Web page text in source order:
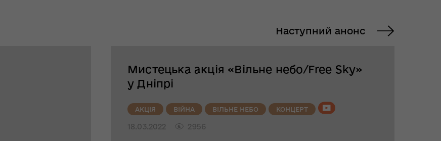
Наступний анонс
Мистецька акція «Вільне небо/Free Sky»
у Дніпрі
АКЦІЯ ВІЙНА ВІЛЬНЕ НЕБО КОНЦЕРТ
18.03.2022 2956